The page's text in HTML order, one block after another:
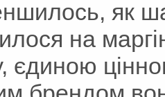
як
на
єдиною